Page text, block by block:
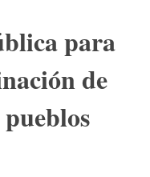
para
de